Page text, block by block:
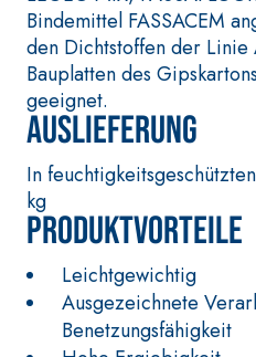
Bindemittel FASSACEM
den Dichtstoffen der Linie
Bauplatten des
geeignet.
Auslieferung
In
kg
Produktvorteile
Leichtgewichtig
Ausgezeichnete
Benetzungsfähigkeit